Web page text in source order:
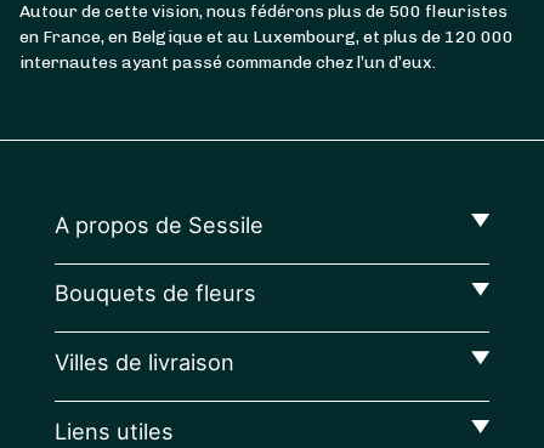
Autour de cette vision, nous fédérons plus de 500 fleuristes
en France, en Belgique et au Luxembourg, et plus de 120 000
internautes ayant passé commande chez l’un d’eux.
A propos de Sessile
Bouquets de fleurs
Villes de livraison
Liens utiles